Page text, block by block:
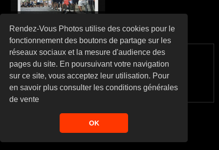
Rendez-Vous Photos utilise des cookies pour le
fonctionnement des boutons de partage sur les
réseaux sociaux et la mesure d'audience des
pages du site. En poursuivant votre navigation
sur ce site, vous acceptez leur utilisation. Pour
en savoir plus consulter les conditions générales
de vente
OK
bonus
© 2026RENDEZ VOUS PHOTOS. ALL RIGHTS RESERVED
CGV MENTIONS LÉGALES
Désabonnement
Vous pourrez continuer à acceder à